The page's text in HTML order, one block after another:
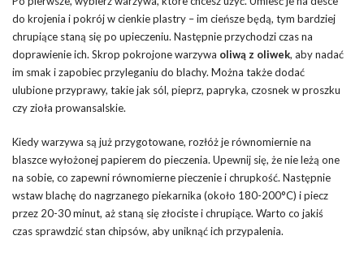
do krojenia i pokrój w cienkie plastry – im cieńsze będą, tym bardziej
chrupiące staną się po upieczeniu. Następnie przychodzi czas na
doprawienie ich. Skrop pokrojone warzywa oliwą z oliwek, aby nadać
im smak i zapobiec przyleganiu do blachy. Można także dodać
ulubione przyprawy, takie jak sól, pieprz, papryka, czosnek w proszku
czy zioła prowansalskie.
Kiedy warzywa są już przygotowane, rozłóż je równomiernie na
blaszce wyłożonej papierem do pieczenia. Upewnij się, że nie leżą one
na sobie, co zapewni równomierne pieczenie i chrupkość. Następnie
wstaw blachę do nagrzanego piekarnika (około 180-200°C) i piecz
przez 20-30 minut, aż staną się złociste i chrupiące. Warto co jakiś
czas sprawdzić stan chipsów, aby uniknąć ich przypalenia.